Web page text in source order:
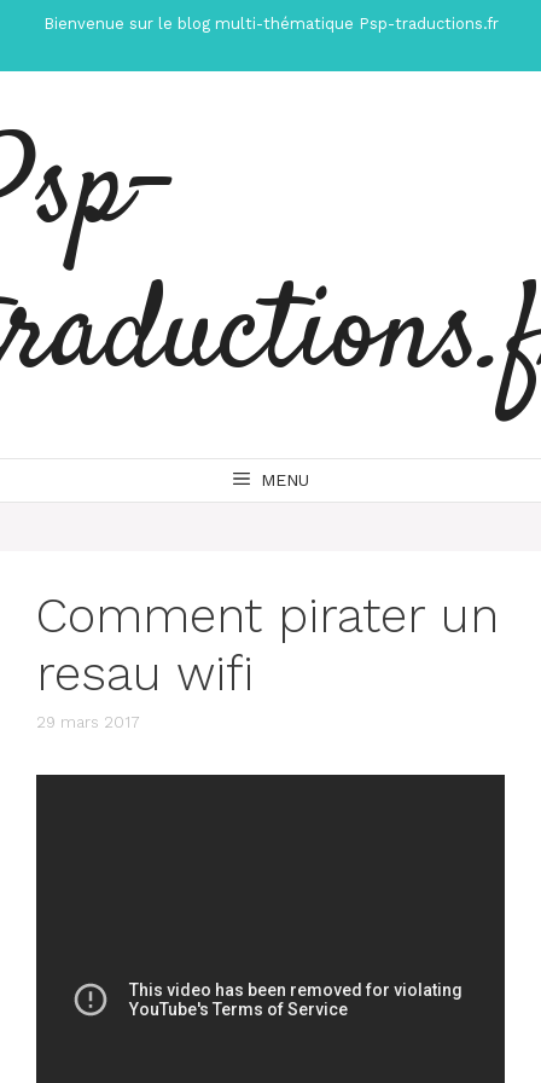
contenu
Bienvenue sur le blog multi-thématique Psp-traductions.fr
MENU
Comment pirater un
resau wifi
29 mars 2017